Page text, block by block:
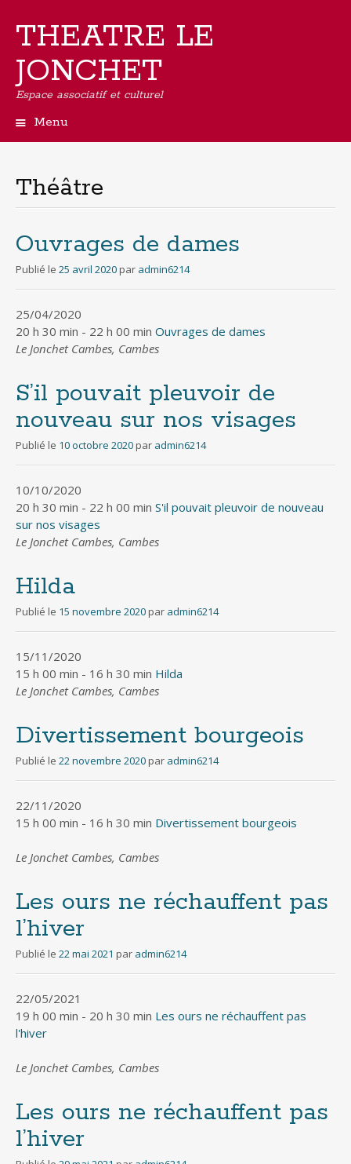
THEATRE LE
JONCHET
Espace associatif et culturel
Menu
principal
Théâtre
Ouvrages de dames
Publié le 25 avril 2020 par admin6214
25/04/2020
20 h 30 min - 22 h 00 min Ouvrages de dames
Le Jonchet Cambes, Cambes
S’il pouvait pleuvoir de
nouveau sur nos visages
Publié le 10 octobre 2020 par admin6214
10/10/2020
20 h 30 min - 22 h 00 min S'il pouvait pleuvoir de nouveau
sur nos visages
Le Jonchet Cambes, Cambes
Hilda
Publié le 15 novembre 2020 par admin6214
15/11/2020
15 h 00 min - 16 h 30 min Hilda
Le Jonchet Cambes, Cambes
Divertissement bourgeois
Publié le 22 novembre 2020 par admin6214
22/11/2020
15 h 00 min - 16 h 30 min Divertissement bourgeois
Le Jonchet Cambes, Cambes
Les ours ne réchauffent pas
l’hiver
Publié le 22 mai 2021 par admin6214
22/05/2021
19 h 00 min - 20 h 30 min Les ours ne réchauffent pas
l'hiver
Le Jonchet Cambes, Cambes
Les ours ne réchauffent pas
l’hiver